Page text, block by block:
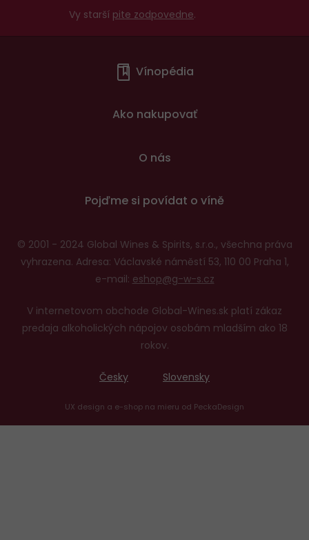
Vy starší pite zodpovedne.
Vínopédia
Ako nakupovať
O nás
Pojďme si povídat o víně
© 2001 - 2024 Global Wines & Spirits, s.r.o., všechna práva
vyhrazena. Adresa: Václavské náměstí 53, 110 00 Praha 1,
e-mail: eshop@g-w-s.cz
V internetovom obchode Global-Wines.sk platí zákaz
predaja alkoholických nápojov osobám mladším ako 18
rokov.
Česky Slovensky
UX design a e-shop na mieru od PeckaDesign